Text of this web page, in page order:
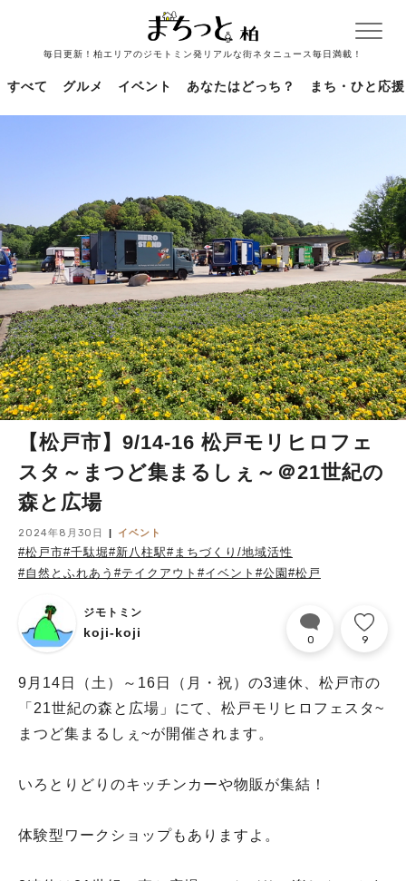
毎日更新！柏エリアのジモトミン発リアルな街ネタニュース毎日満載！
すべて グルメ イベント あなたはどっち？ まち・ひと応援
【松戸市】9/14-16 松戸モリヒロフェ
スタ～まつど集まるしぇ～＠21世紀の
森と広場
2024年8月30日 イベント
#松戸市#千駄堀#新八柱駅#まちづくり/地域活性
#自然とふれあう #テイクアウト #イベント #公園 #松戸
ジモトミン
koji-koji 0 9
9月14日（土）～16日（月・祝）の3連休、松戸市の
「21世紀の森と広場」にて、松戸モリヒロフェスタ~
まつど集まるしぇ~が開催されます。
いろとりどりのキッチンカーや物販が集結！
体験型ワークショップもありますよ。